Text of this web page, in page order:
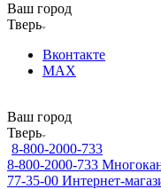
Ваш город
Тверь
Вконтакте
MAX
Ваш город
Тверь
8-800-2000-733
8-800-2000-733
77-35-00 Интернет-